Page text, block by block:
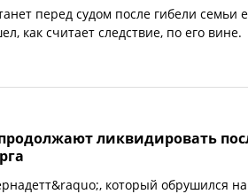
перед судом после гибели семьи
как считает следствие, по его вине.
ликвидировать
который обрушился на